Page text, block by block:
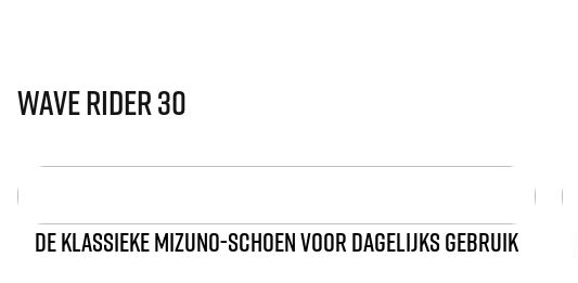
Wave Rider 30
DE KLASSIEKE MIZUNO-SCHOEN VOOR DAGELIJKS GEBRUIK